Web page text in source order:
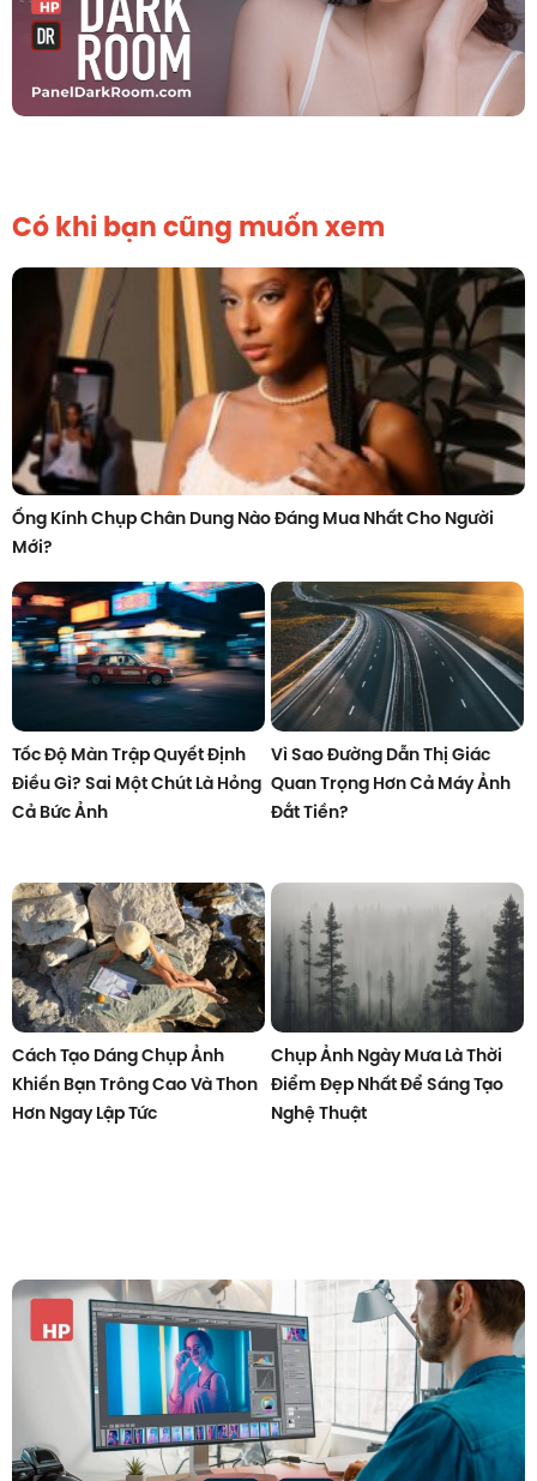
Có khi bạn cũng muốn xem
Ống Kính Chụp Chân Dung Nào Đáng Mua Nhất Cho Người
Mới?
Tốc Độ Màn Trập Quyết Định
Điều Gì? Sai Một Chút Là Hỏng
Cả Bức Ảnh
Vì Sao Đường Dẫn Thị Giác
Quan Trọng Hơn Cả Máy Ảnh
Đắt Tiền?
Cách Tạo Dáng Chụp Ảnh
Khiến Bạn Trông Cao Và Thon
Hơn Ngay Lập Tức
Chụp Ảnh Ngày Mưa Là Thời
Điểm Đẹp Nhất Để Sáng Tạo
Nghệ Thuật